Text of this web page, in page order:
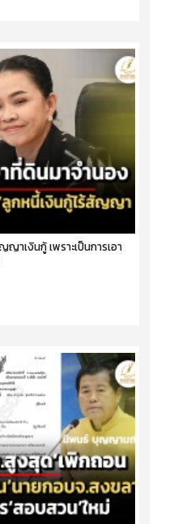
าเงินกู้ เพราะเป็นการเอา